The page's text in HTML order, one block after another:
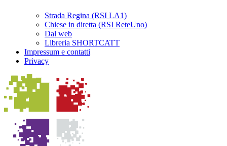
Strada Regina (RSI LA1)
Chiese in diretta (RSI ReteUno)
Dal web
Libreria SHORTCATT
Impressum e contatti
Privacy